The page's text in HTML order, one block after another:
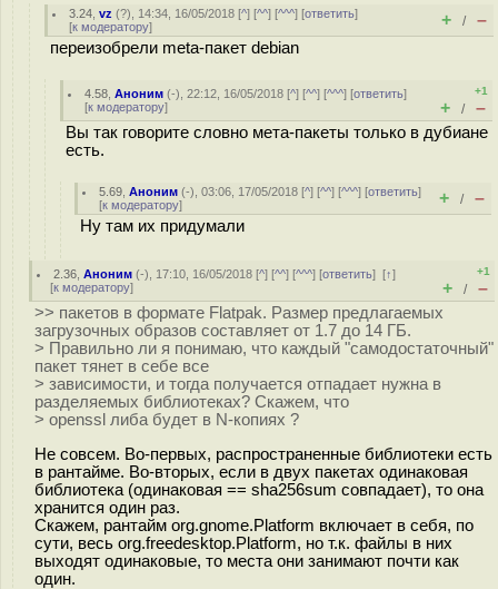
3.24 ,vz (?), 14:34, 16/05/2018 [^] [^^] [^^^] [ответить]
[к модератору] + / –
переизобрели meta-пакет debian
4.58 ,Аноним (-), 22:12, 16/05/2018 [^] [^^] [^^^] [ответить]
[к модератору]
+1
+ / –
Вы так говорите словно мета-пакеты только в дубиане
есть.
5.69 ,Аноним (-), 03:06, 17/05/2018 [^] [^^] [^^^] [ответить]
[к модератору] + / –
Ну там их придумали
2.36 ,Аноним (-), 17:10, 16/05/2018 [^] [^^] [^^^] [ответить][↑]
[к модератору]
+1
+ / –
>> пакетов в формате Flatpak. Размер предлагаемых
загрузочных образов составляет от 1.7 до 14 ГБ.
> Правильно ли я понимаю, что каждый "самодостаточный"
пакет тянет в себе все
> зависимости, и тогда получается отпадает нужна в
разделяемых библиотеках? Скажем, что
> openssl либа будет в N-копиях ?
Не совсем. Во-первых, распространенные библиотеки есть
в рантайме. Во-вторых, если в двух пакетах одинаковая
библиотека (одинаковая == sha256sum совпадает), то она
хранится один раз.
Скажем, рантайм org.gnome.Platform включает в себя, по
сути, весь org.freedesktop.Platform, но т.к. файлы в них
выходят одинаковые, то места они занимают почти как
один.